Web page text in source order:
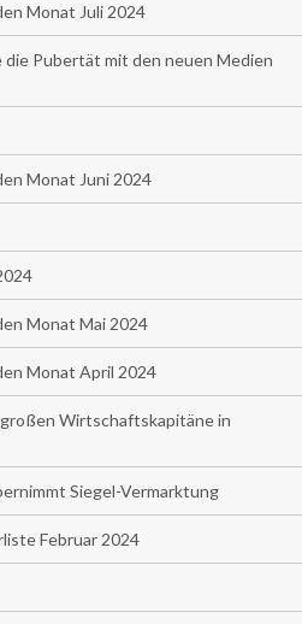
Monat Juli 2024
Pubertät mit den neuen Medien
Monat Juni 2024
Monat Mai 2024
Monat April 2024
Wirtschaftskapitäne in
Siegel-Vermarktung
Februar 2024